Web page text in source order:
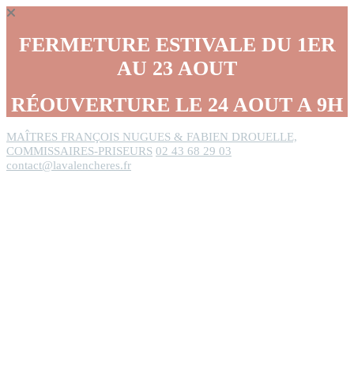
FERMETURE ESTIVALE DU 1ER
AU 23 AOUT
RÉOUVERTURE LE 24 AOUT A 9H
MAÎTRES FRANÇOIS NUGUES & FABIEN DROUELLE,
COMMISSAIRES-PRISEURS 02 43 68 29 03
contact@lavalencheres.fr
Panneau de gestion des cookies